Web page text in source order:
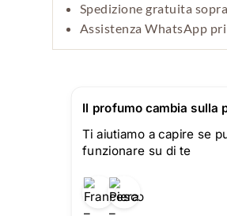
Spedizione gratuita
Assistenza WhatsApp
Il profumo cambia sulla
Ti aiutiamo a capire se
funzionare su di te